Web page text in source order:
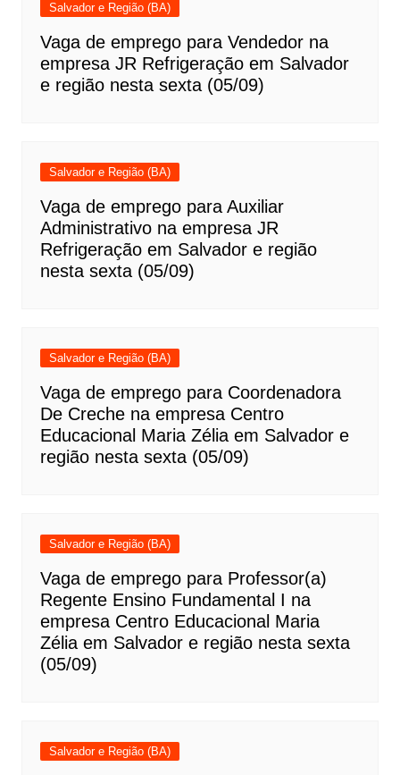
Salvador e Região (BA)
Vaga de emprego para Vendedor na
empresa JR Refrigeração em Salvador
e região nesta sexta (05/09)
Salvador e Região (BA)
Vaga de emprego para Auxiliar
Administrativo na empresa JR
Refrigeração em Salvador e região
nesta sexta (05/09)
Salvador e Região (BA)
Vaga de emprego para Coordenadora
De Creche na empresa Centro
Educacional Maria Zélia em Salvador e
região nesta sexta (05/09)
Salvador e Região (BA)
Vaga de emprego para Professor(a)
Regente Ensino Fundamental I na
empresa Centro Educacional Maria
Zélia em Salvador e região nesta sexta
(05/09)
Salvador e Região (BA)